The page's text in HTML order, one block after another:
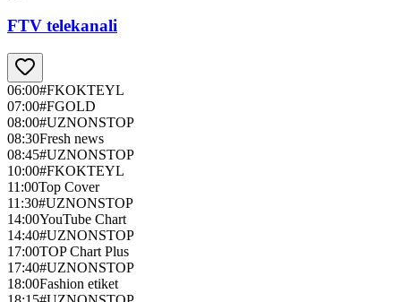
FTV telekanali
06:00#FKOKTEYL
07:00#FGOLD
08:00#UZNONSTOP
08:30Fresh news
08:45#UZNONSTOP
10:00#FKOKTEYL
11:00Top Cover
11:30#UZNONSTOP
14:00YouTube Chart
14:40#UZNONSTOP
17:00TOP Chart Plus
17:40#UZNONSTOP
18:00Fashion etiket